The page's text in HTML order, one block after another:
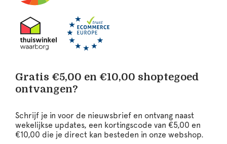
Gratis €5,00 en €10,00 shoptegoed
ontvangen?
Schrijf je in voor de nieuwsbrief en ontvang naast
wekelijkse updates, een kortingscode van €5,00 en
€10,00 die je direct kan besteden in onze webshop.